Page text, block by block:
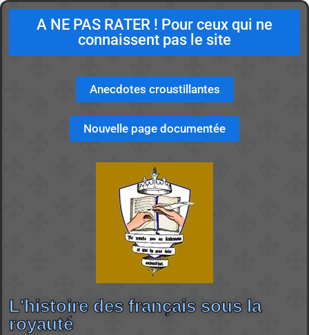
A NE PAS RATER ! Pour ceux qui ne
connaissent pas le site
Anecdotes croustillantes
Nouvelle page documentée
L'histoire des français sous la
royauté